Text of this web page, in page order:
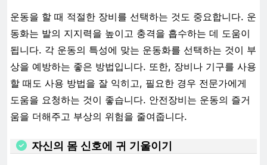
운동을 할 때 적절한 장비를 선택하는 것도 중요합니다. 운
동화는 발의 지지력을 높이고 충격을 흡수하는 데 도움이
됩니다. 각 운동의 특성에 맞는 운동화를 선택하는 것이 부
상을 예방하는 좋은 방법입니다. 또한, 장비나 기구를 사용
할 때도 사용 방법을 잘 익히고, 필요한 경우 전문가에게
도움을 요청하는 것이 좋습니다. 안전장비는 운동의 즐거
움을 더해주고 부상의 위험을 줄여줍니다.
자신의 몸 신호에 귀 기울이기